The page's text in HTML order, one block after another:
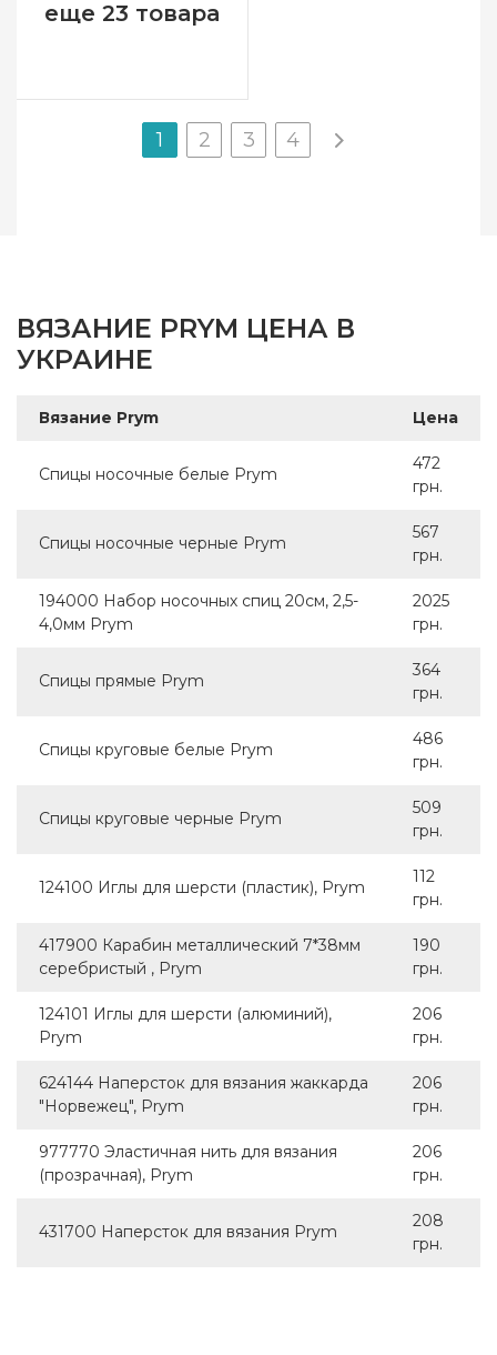
еще 23 товара
1 2 3 4
ВЯЗАНИЕ PRYM ЦЕНА В
УКРАИНЕ
Вязание Prym Цена
Спицы носочные белые Prym
472
грн.
Спицы носочные черные Prym
567
грн.
194000 Набор носочных спиц 20см, 2,5-
4,0мм Prym
2025
грн.
Спицы прямые Prym
364
грн.
Спицы круговые белые Prym
486
грн.
Спицы круговые черные Prym
509
грн.
124100 Иглы для шерсти (пластик), Prym
112
грн.
417900 Карабин металлический 7*38мм
серебристый , Prym
190
грн.
124101 Иглы для шерсти (алюминий),
Prym
206
грн.
624144 Наперсток для вязания жаккарда
"Норвежец", Prym
206
грн.
977770 Эластичная нить для вязания
(прозрачная), Prym
206
грн.
431700 Наперсток для вязания Prym
208
грн.